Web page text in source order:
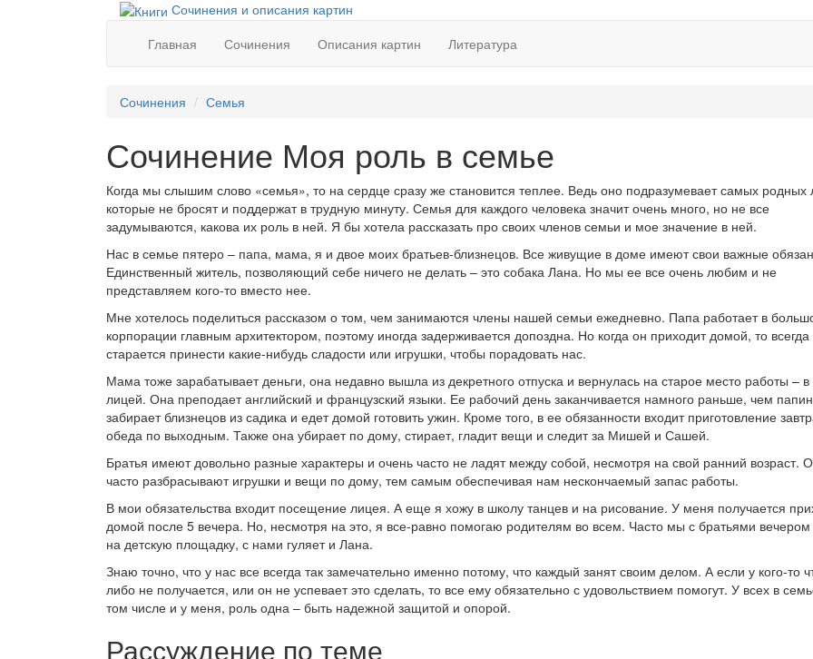
Сочинения и описания картин
Главная
Сочинения Описания картин Литература
Сочинения Семья
Сочинение Моя роль в семье
Когда мы слышим слово «семья», то на сердце сразу же становится теплее. Ведь оно подразумевает самых родных
которые не бросят и поддержат в трудную минуту. Семья для каждого человека значит очень много, но не все
задумываются, какова их роль в ней. Я бы хотела рассказать про своих членов семьи и мое значение в ней.
Нас в семье пятеро – папа, мама, я и двое моих братьев-близнецов. Все живущие в доме имеют свои важные
Единственный житель, позволяющий себе ничего не делать – это собака Лана. Но мы ее все очень любим и не
представляем кого-то вместо нее.
Мне хотелось поделиться рассказом о том, чем занимаются члены нашей семьи ежедневно. Папа работает в
корпорации главным архитектором, поэтому иногда задерживается допоздна. Но когда он приходит домой, то всегда
старается принести какие-нибудь сладости или игрушки, чтобы порадовать нас.
Мама тоже зарабатывает деньги, она недавно вышла из декретного отпуска и вернулась на старое место работы –
лицей. Она преподает английский и французский языки. Ее рабочий день заканчивается намного раньше, чем
забирает близнецов из садика и едет домой готовить ужин. Кроме того, в ее обязанности входит приготовление
обеда по выходным. Также она убирает по дому, стирает, гладит вещи и следит за Мишей и Сашей.
Братья имеют довольно разные характеры и очень часто не ладят между собой, несмотря на свой ранний возраст.
часто разбрасывают игрушки и вещи по дому, тем самым обеспечивая нам нескончаемый запас работы.
В мои обязательства входит посещение лицея. А еще я хожу в школу танцев и на рисование. У меня получается
домой после 5 вечера. Но, несмотря на это, я все-равно помогаю родителям во всем. Часто мы с братьями
на детскую площадку, с нами гуляет и Лана.
Знаю точно, что у нас все всегда так замечательно именно потому, что каждый занят своим делом. А если у кого-то
либо не получается, или он не успевает это сделать, то все ему обязательно с удовольствием помогут. У всех в
том числе и у меня, роль одна – быть надежной защитой и опорой.
Рассуждение по теме